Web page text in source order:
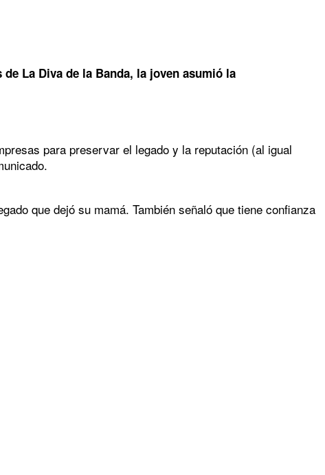
La Diva de la Banda, la joven asumió la
para preservar el legado y la reputación (al igual
que dejó su mamá. También señaló que tiene confianza